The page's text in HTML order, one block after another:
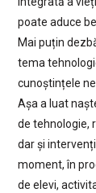
poate aduce
Mai puțin
tema
cunoștințele
Așa a luat
de tehnologie,
dar și
moment, în
de elevi,